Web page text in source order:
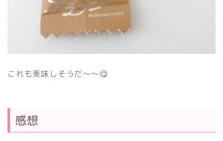
これも美味しそうだ～～😋
感想